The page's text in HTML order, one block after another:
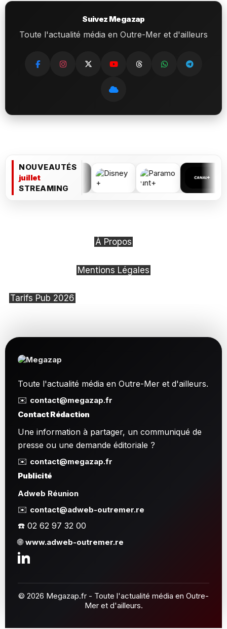
Suivez Megazap
Toute l'actualité média en Outre-Mer et d'ailleurs
NOUVEAUTÉS
juillet
STREAMING
À Propos
Mentions Légales
Tarifs Pub 2026
Toute l'actualité média en Outre-Mer et d'ailleurs.
✉️ contact@megazap.fr
Contact Rédaction
Une information à partager, un communiqué de
presse ou une demande éditoriale ?
✉️ contact@megazap.fr
Publicité
Adweb Réunion
✉️ contact@adweb-outremer.re
☎️ 02 62 97 32 00
🌐www.adweb-outremer.re
© 2026 Megazap.fr - Toute l'actualité média en Outre-
Mer et d'ailleurs.